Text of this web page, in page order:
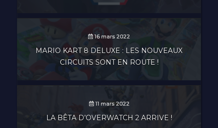
16 mars 2022
MARIO KART 8 DELUXE : LES NOUVEAUX
CIRCUITS SONT EN ROUTE !
11 mars 2022
LA BÊTA D’OVERWATCH 2 ARRIVE !